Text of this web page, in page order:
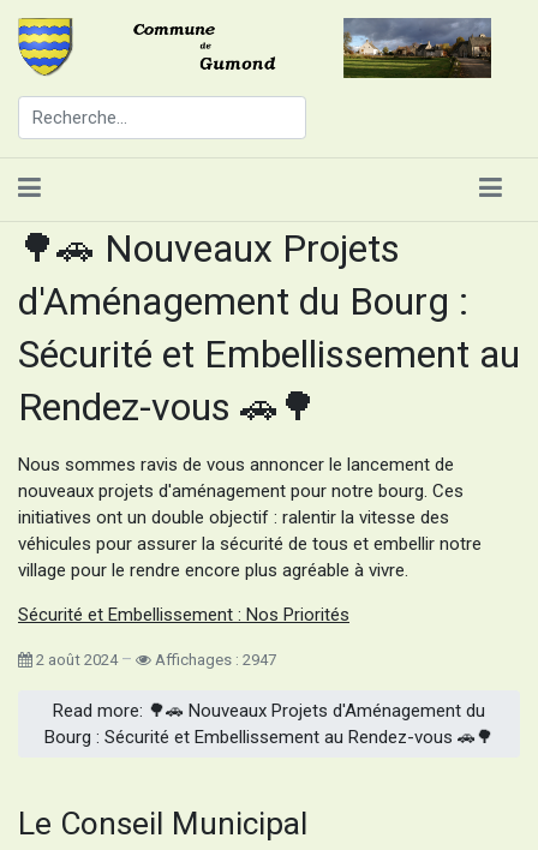
🌳🚗 Nouveaux Projets
d'Aménagement du Bourg :
Sécurité et Embellissement au
Rendez-vous 🚗🌳
Nous sommes ravis de vous annoncer le lancement de
nouveaux projets d'aménagement pour notre bourg. Ces
initiatives ont un double objectif : ralentir la vitesse des
véhicules pour assurer la sécurité de tous et embellir notre
village pour le rendre encore plus agréable à vivre.
Sécurité et Embellissement : Nos Priorités
2 août 2024 Affichages : 2947
Read more: 🌳🚗 Nouveaux Projets d'Aménagement du
Bourg : Sécurité et Embellissement au Rendez-vous 🚗🌳
Le Conseil Municipal